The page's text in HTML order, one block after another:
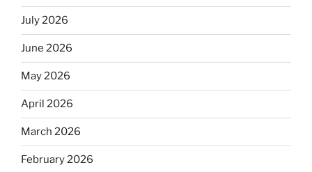
July 2026
June 2026
May 2026
April 2026
March 2026
February 2026